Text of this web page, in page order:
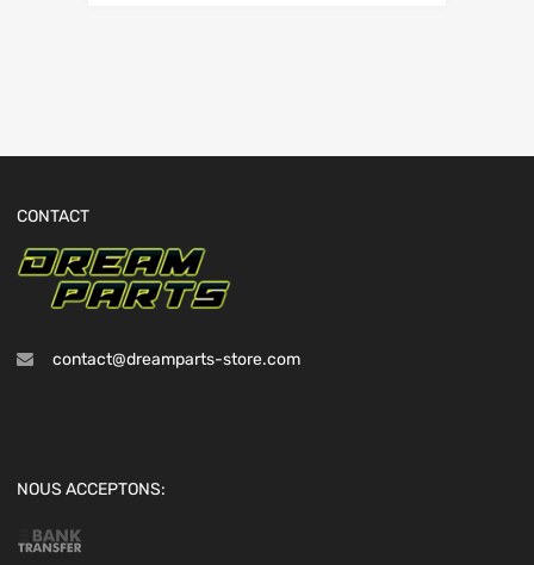
CONTACT
contact@dreamparts-store.com
NOUS ACCEPTONS: